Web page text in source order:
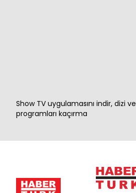
Show TV uygulamasını indir, dizi ve
programları kaçırma